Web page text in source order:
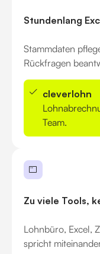
Stundenlang
Stammdaten
Rückfragen
cleverlohn
Team.
Zu viele Tools,
Lohnbüro, Excel,
spricht